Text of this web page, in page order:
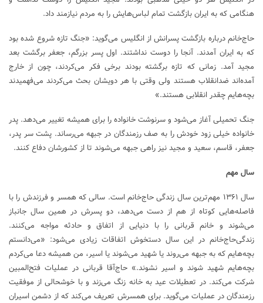
هنگامی که به ایران بازگشت تمام لباس‌هایش را به مردم نیازمند داد.
حاج‌خانم درباره بازگشت پسرانش از انگلیس می‌گوید: «جنگ تازه شروع شده بود
که به ایران آمدند. آنجا را دوست نداشتند. اول پسر بزرگم، جعفر برگشت بعد
مجید آمد. زمانی که تازه برگشته بودند برخی فکر می‌کردند، چون از خارج
آمده‌اند ضدانقلاب هستند ولی وقتی با هر دویشان بحث می‌کردند می‌فهمیدند
بچه‌هایم چقدر انقلابی هستند.»
جنگ تحمیلی آغاز می‌شود و سرنوشت خانواده را برای همیشه تغییر می‌دهد. پدر
خانواده خیلی زود خودش را به صف رزمندگان در جبهه می‌رساند. پشت سر پدر،
جعفر، قاسم، سعید و مجید نیز راهی جبهه می‌شوند تا از کشورشان دفاع کنند.
سال مهم
سال ۱۳۶۱ مهم‌ترین سال زندگی حاج‌خانم است. سالی که همسر و فرزندش را با
فاصله‌هایی کوتاه از هم از دست می‌دهد، دو پسرش در همین سال جانباز
می‌شوند و خانم قربانی را با دنیایی از اتفاق و حادثه مواجه می‌کنند.
زندگی‌حاج‌خانم در این سال دستخوش اتفاقات زیادی می‌شود: «می‌دانستم
بچه‌هایم که به جبهه می‌روند یا شهید می‌شوند یا اسیر، من همیشه دعا می‌کردم
بچه‌هایم شهید شوند و اسیر نشوند.» حاج‌آقا قربانی در عملیات فتح‌المبین
شرکت می‌کند. در تعطیلات عید به خانه زنگ می‌زند و با خوشحالی از موفقیت
رزمندگان در عملیات می‌گوید. برای همسرش تعریف می‌کند که از دشمن اسیران